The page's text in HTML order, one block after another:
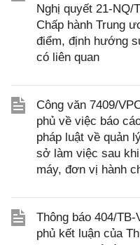
Nghị quyết 21-NQ/
Chấp hành Trung
điểm, định hướng
có liên quan
Công văn 7409/
phủ về việc báo
pháp luật về quản
sở làm việc sau
máy, đơn vị hành
Thông báo 404/
phủ kết luận của